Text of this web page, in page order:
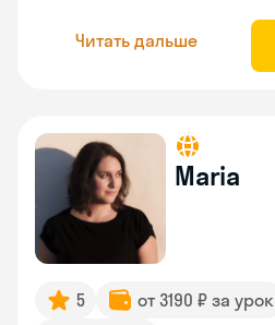
Читать дальше
Maria
5 от 3190 ₽ за урок